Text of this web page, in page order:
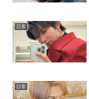
日常
日常